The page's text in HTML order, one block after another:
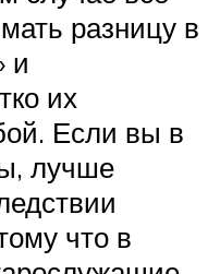
разницу в
и
их
Если вы в
лучше
что в